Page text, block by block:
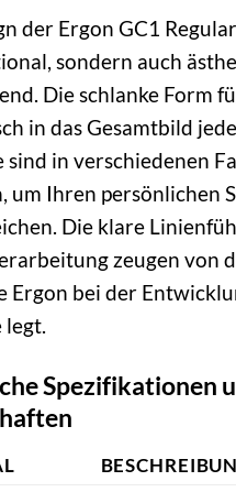
der Ergon GC1
sondern auch
Die schlanke Form
in das Gesamtbild
sind in verschiedenen
um Ihren persönlichen
Die klare
zeugen von
Ergon bei der
legt.
Spezifikationen